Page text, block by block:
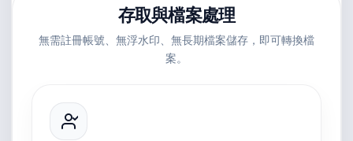
存取與檔案處理
無需註冊帳號、無浮水印、無長期檔案儲存，即可轉換檔
案。